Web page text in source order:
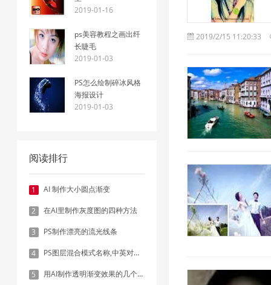
2019-01-16
ps美容教程之画出纤
长睫毛
2019-01-03
PS怎么绘制碎冰风格
海报设计
2019-01-03
阅读排行
1 AI 制作大小圆点渐变
2 在AI里制作灰度图的四种方法
3 PS制作漂亮的流光线条
4 PS图层混合模式名称,中英对照表
5 用AI制作透明渐变效果的几个方法
2019/2/15 11:20:33